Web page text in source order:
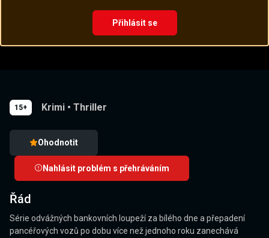
Přihlásit se
15+ Krimi • Thriller
Ohodnotit
Nahlásit problém s přehráváním
Řád
Série odvážných bankovních loupeží za bílého dne a přepadení
pancéřových vozů po dobu více než jednoho roku zanechává